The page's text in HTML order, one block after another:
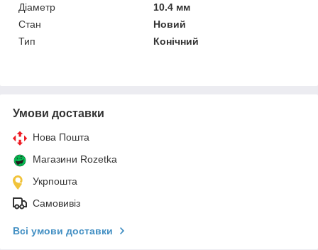
Діаметр
10.4 мм
Стан
Новий
Тип
Конічний
Умови доставки
Нова Пошта
Магазини Rozetka
Укрпошта
Самовивіз
Всі умови доставки